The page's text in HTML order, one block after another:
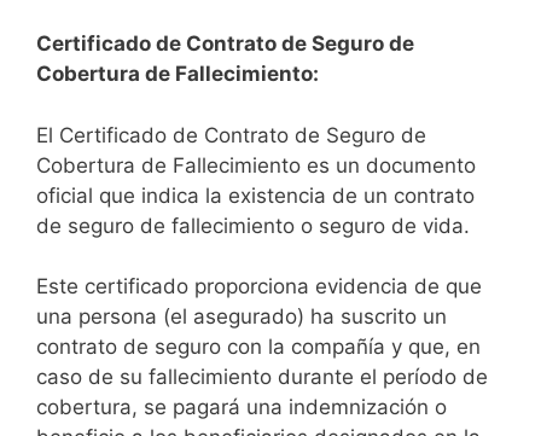
Certificado de Contrato de Seguro de
Cobertura de Fallecimiento:
El Certificado de Contrato de Seguro de
Cobertura de Fallecimiento es un documento
oficial que indica la existencia de un contrato
de seguro de fallecimiento o seguro de vida.
Este certificado proporciona evidencia de que
una persona (el asegurado) ha suscrito un
contrato de seguro con la compañía y que, en
caso de su fallecimiento durante el período de
cobertura, se pagará una indemnización o